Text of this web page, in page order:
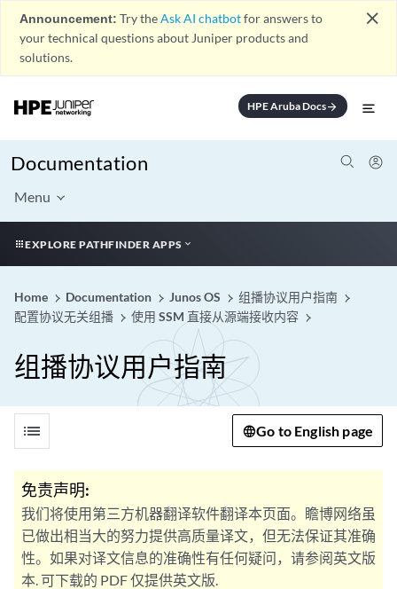
Announcement: Try theAsk AI chatbotfor answers to
your technical questions about Juniper products and
solutions.
close
HPE Aruba Docsarrow_forward
Documentation
Menu
EXPLORE PATHFINDER APPS
Home Documentation Junos OS
组播协议用户指南
配置协议无关组播
使用 SSM 直接从源端接收内容
组播协议用户指南
list Go to English page
免责声明:
我们将使用第三方机器翻译软件翻译本页面。瞻博网络虽
已做出相当大的努力提供高质量译文，但无法保证其准确
性。如果对译文信息的准确性有任何疑问，请参阅英文版
本. 可下载的 PDF 仅提供英文版.